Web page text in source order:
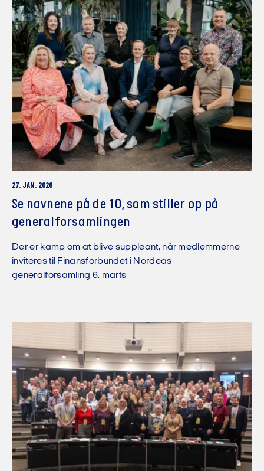
27. JAN. 2026
Se navnene på de 10, som stiller op på
generalforsamlingen
Der er kamp om at blive suppleant, når medlemmerne
inviteres til Finansforbundet i Nordeas
generalforsamling 6. marts